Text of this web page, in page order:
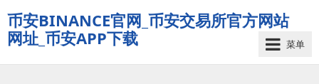
币安BINANCE官网_币安交易所官方网站
网址_币安APP下载
菜单